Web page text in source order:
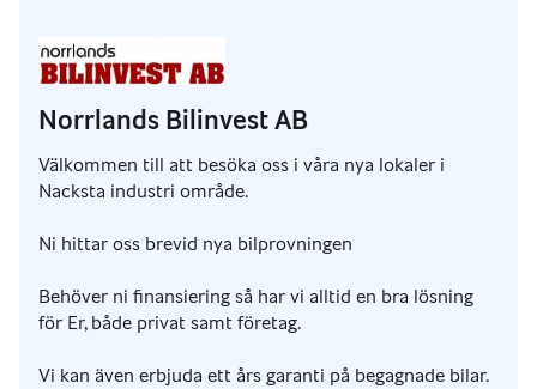
Norrlands Bilinvest AB
Välkommen till att besöka oss i våra nya lokaler i
Nacksta industri område.
Ni hittar oss brevid nya bilprovningen
Behöver ni finansiering så har vi alltid en bra lösning
för Er, både privat samt företag.
Vi kan även erbjuda ett års garanti på begagnade bilar.